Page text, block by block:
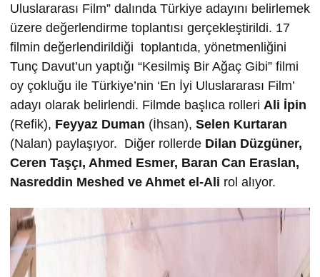
Uluslararası Film” dalında Türkiye adayını belirlemek
üzere değerlendirme toplantısı gerçekleştirildi. 17
filmin değerlendirildiği toplantıda, yönetmenliğini
Tunç Davut’un yaptığı “Kesilmiş Bir Ağaç Gibi” filmi
oy çokluğu ile Türkiye’nin ‘En İyi Uluslararası Film’
adayı olarak belirlendi. Filmde başlıca rolleri Ali İpin
(Refik), Feyyaz Duman (İhsan), Selen Kurtaran
(Nalan) paylaşıyor. Diğer rollerde Dilan Düzgüner,
Ceren Taşçı, Ahmed Esmer, Baran Can Eraslan,
Nasreddin Meshed ve Ahmet el-Ali rol alıyor.